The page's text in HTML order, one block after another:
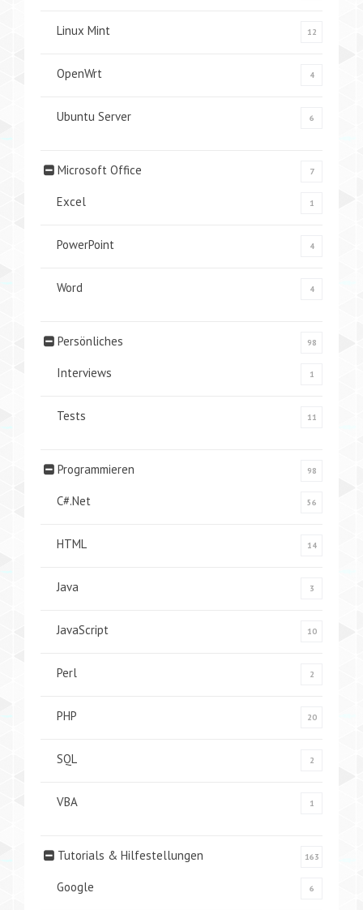
Linux Mint 12
OpenWrt 4
Ubuntu Server 6
Microsoft Office 7
Excel 1
PowerPoint 4
Word 4
Persönliches 98
Interviews 1
Tests 11
Programmieren 98
C#.Net 56
HTML 14
Java 3
JavaScript 10
Perl 2
PHP 20
SQL 2
VBA 1
Tutorials & Hilfestellungen 163
Google 6